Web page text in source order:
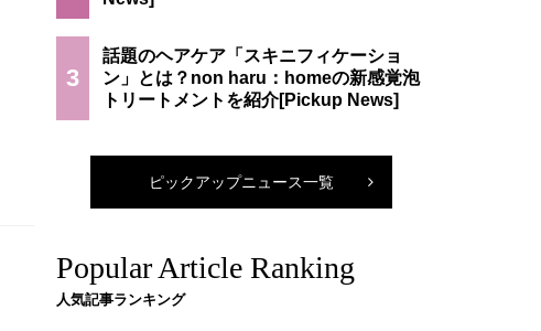
3
話題のヘアケア「スキニフィケーショ
ン」とは？non haru：homeの新感覚泡
トリートメントを紹介
ピックアップニュース一覧
Popular Article Ranking
人気記事ランキング